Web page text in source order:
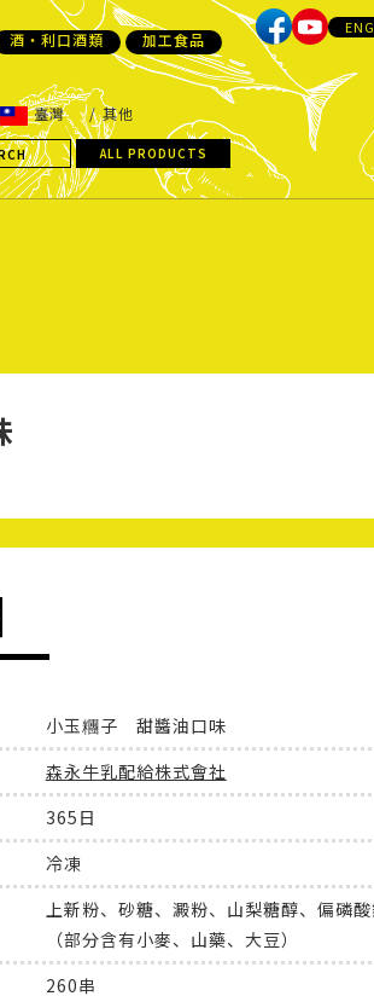
酒・利口酒類
加工食品
臺灣
其他
ALL PRODUCTS
小玉糰子 甜醬油口味
森永牛乳配給株式會社
365日
冷凍
上新粉、砂糖、澱粉、山梨糖醇、偏磷酸
（部分含有小麥、山藥、大豆）
260串